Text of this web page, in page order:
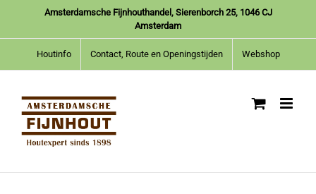
inhoud
Amsterdamsche Fijnhouthandel, Sierenborch 25, 1046 CJ
Amsterdam
Houtinfo Contact, Route en Openingstijden Webshop